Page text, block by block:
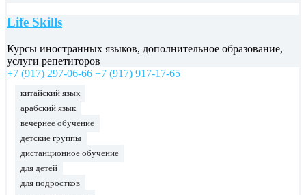
Life Skills
Курсы иностранных языков, дополнительное образование,
услуги репетиторов
+7 (917) 297-06-66 +7 (917) 917-17-65
китайский язык
арабский язык
вечернее обучение
детские группы
дистанционное обучение
для детей
для подростков